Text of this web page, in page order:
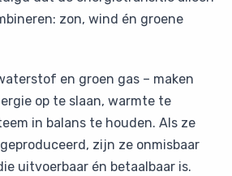
zon, wind én groene
en groen gas – maken
op te slaan, warmte te
in balans te houden. Als ze
zijn ze onmisbaar
uitvoerbaar én betaalbaar is.